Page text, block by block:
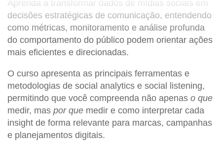
Aprenda a transformar dados de mídias sociais em
decisões estratégicas de comunicação, entendendo
como métricas, monitoramento e análise profunda
do comportamento do público podem orientar ações
mais eficientes e direcionadas.
O curso apresenta as principais ferramentas e
metodologias de social analytics e social listening,
permitindo que você compreenda não apenas o que
medir, mas por que medir e como interpretar cada
insight de forma relevante para marcas, campanhas
e planejamentos digitais.